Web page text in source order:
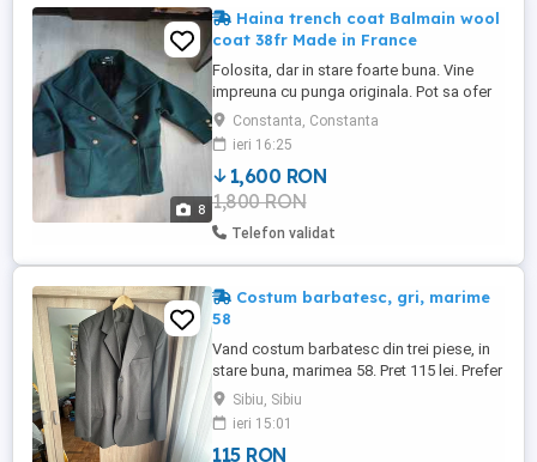
8
Haina trench coat Balmain wool
coat 38fr Made in France
Folosita, dar in stare foarte buna. Vine
impreuna cu punga originala. Pot sa ofer
mai multe poze sau video. Schimb cu
laptop sau telefon. Purchased on 12 13
2021 (Balmain Paris) On invoice. This wool
coat from Balmain features a naturally
chic oversized fit accentuated by broad
padded shoulders. The ...
Constanta, Constanta
ieri 16:25
1,600 RON
1,800 RON
Telefon validat
Costum barbatesc, gri, marime
58
Vand costum barbatesc din trei piese, in
stare buna, marimea 58. Pret 115 lei. Prefer
predare personala in Sibiu.
Sibiu, Sibiu
ieri 15:01
115 RON